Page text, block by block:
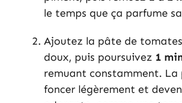
le temps que ça parfume
Ajoutez la pâte de
doux, puis poursuivez 1
remuant constamment.
foncer légèrement et